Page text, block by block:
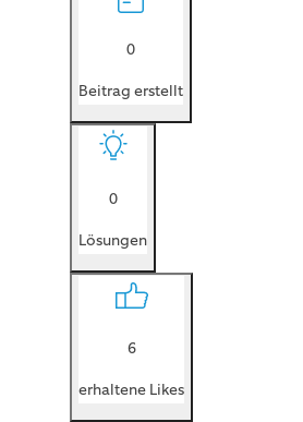
0
Beitrag erstellt
0
Lösungen
6
erhaltene Likes